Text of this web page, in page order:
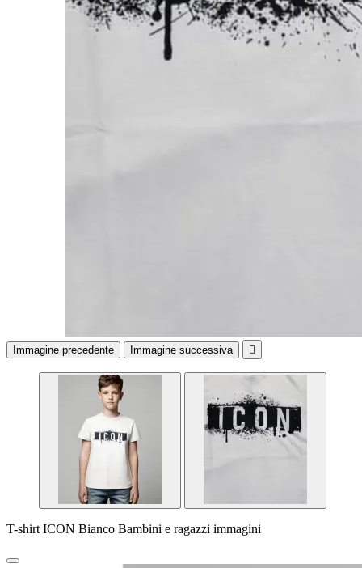
Immagine precedente Immagine successiva 
T-shirt ICON Bianco Bambini e ragazzi immagini